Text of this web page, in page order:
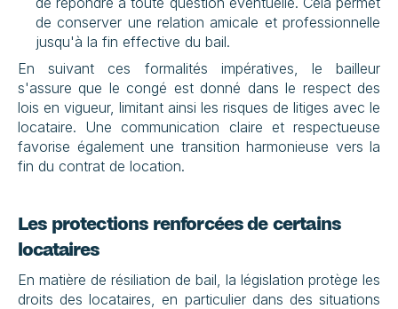
de conserver une relation amicale et professionnelle
jusqu'à la fin effective du bail.
En suivant ces formalités impératives, le bailleur
s'assure que le congé est donné dans le respect des
lois en vigueur, limitant ainsi les risques de litiges avec le
locataire. Une communication claire et respectueuse
favorise également une transition harmonieuse vers la
fin du contrat de location.
Les protections renforcées de certains
locataires
En matière de résiliation de bail, la législation protège les
droits des locataires, en particulier dans des situations